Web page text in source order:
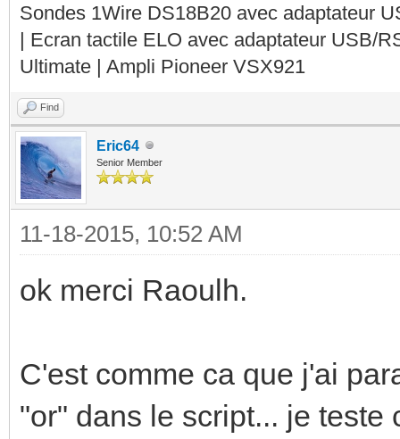
if RGBmeuble =
-- allume le bloc
end
if Wmeuble = changed
if RGBplinthes =
Sondes 1Wire DS18B20 avec adaptateur
| Ecran tactile ELO avec adaptateur USB/
Ultimate | Ampli Pioneer VSX921
Find
Eric64
Senior Member
11-18-2015, 10:52 AM
ok merci Raoulh.
C'est comme ca que j'ai
"or" dans le script... je teste